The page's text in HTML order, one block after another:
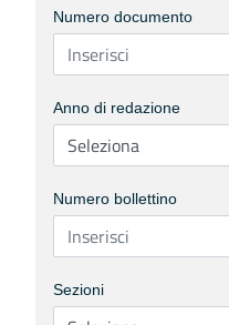
Numero documento
Anno di redazione
Numero bollettino
Sezioni